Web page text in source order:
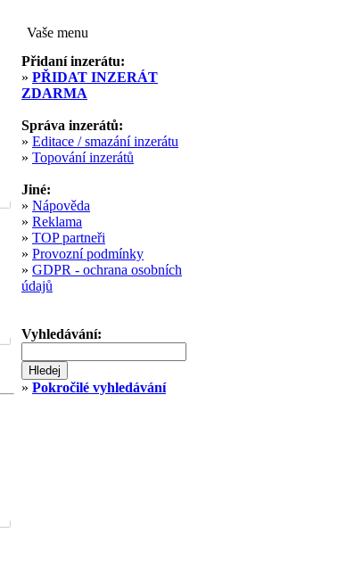
Vaše menu
Přidaní inzerátu:
» PŘIDAT INZERÁT
ZDARMA
Správa inzerátů:
» Editace / smazání inzerátu
» Topování inzerátů
Jiné:
» Nápověda
» Reklama
» TOP partneři
» Provozní podmínky
» GDPR - ochrana osobních
údajů
Vyhledávání:
» Pokročilé vyhledávání